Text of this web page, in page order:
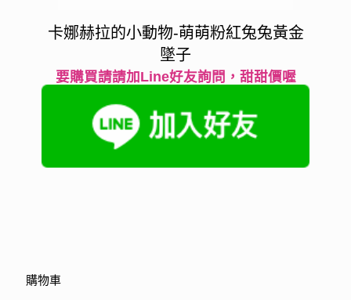
卡娜赫拉的小動物-萌萌粉紅兔兔黃金
墜子
要購買請請加Line好友詢問，甜甜價喔
購物車